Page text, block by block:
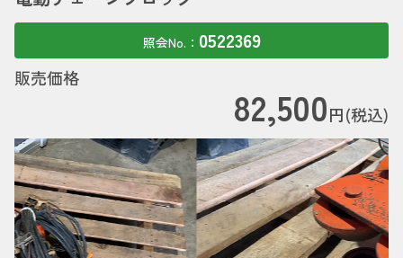
照会No.： 0522369
販売価格
82,500円(税込)